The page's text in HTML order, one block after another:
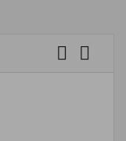
 